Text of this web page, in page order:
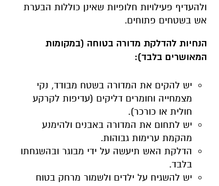
ולהעדיף פעילויות חלופיות שאינן כוללות הבערת
אש בשטחים פתוחים.
הנחיות להדלקת מדורה בטוחה (במקומות
המאושרים בלבד):
יש להקים את המדורה בשטח מבודד, נקי
מצמחייה וחומרים דליקים (עדיפות לקרקע
חולית או כורכר).
יש לתחום את המדורה באבנים ולהימנע
מהקמת ערימות גבוהות.
הדלקת האש תיעשה על ידי מבוגר ובהשגחתו
בלבד.
יש להשגיח על ילדים ולשמור מרחק בטוח